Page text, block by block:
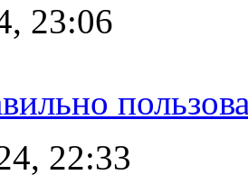
23:06
22:33